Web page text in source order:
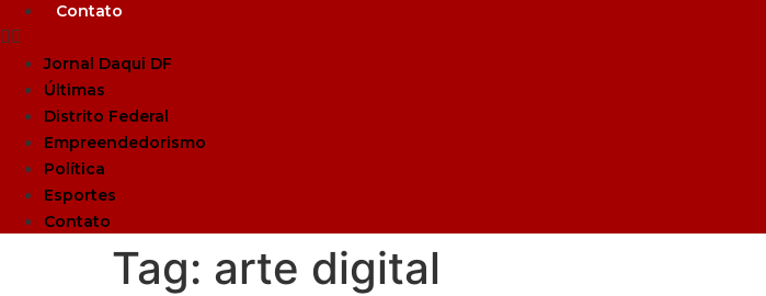
Contato
Jornal Daqui DF
Últimas
Distrito Federal
Empreendedorismo
Política
Esportes
Contato
Tag: arte digital